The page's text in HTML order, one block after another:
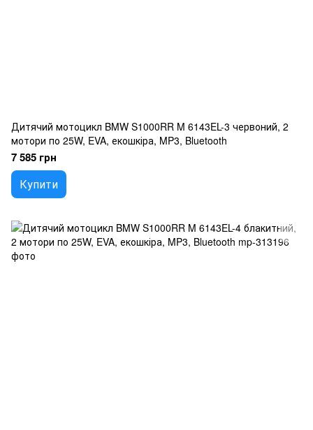
Дитячий мотоцикл BMW S1000RR M 6143EL-3 червоний, 2
мотори по 25W, EVA, екошкіра, MP3, Bluetooth
7 585 грн
Купити